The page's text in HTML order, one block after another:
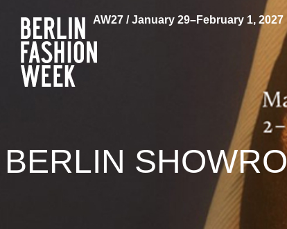
AW27 / January 29–February 1, 2027
BERLIN